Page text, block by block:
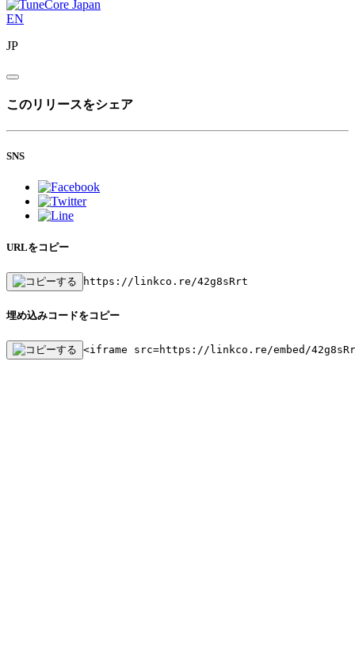
EN
JP
このリリースをシェア
SNS
URLをコピー
https://linkco.re/42g8sRrt
埋め込みコードをコピー
<iframe src=https://linkco.re/embed/